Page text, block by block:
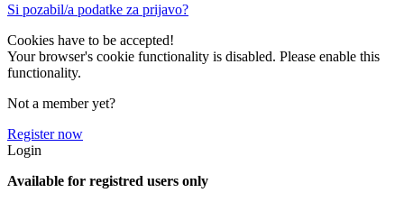
Si pozabil/a podatke za prijavo?
Cookies have to be accepted!
Your browser's cookie functionality is disabled. Please enable this
functionality.
Not a member yet?
Register now
Login
Available for registred users only